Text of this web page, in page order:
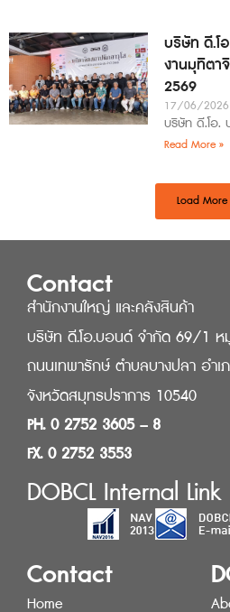
บริษัท ดี.โ
งานมุทิตา
2569
17/06/2026
บริษัท ดี.โอ.
Read More »
Load More
Contact
สำนักงานใหญ่ และคลังสินค้า
บริษัท ดี.โอ.บอนด์ จำกัด 69/1
ถนนเทพารักษ์ ตำบลบางปลา อำเ
จังหวัดสมุทรปราการ 10540
PH. 0 2752 3605 – 8
FX. 0 2752 3553
DOBCL Internal Link
Contact
Home